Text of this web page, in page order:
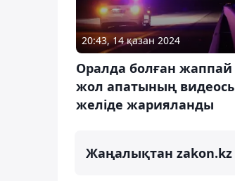
20:43, 14 қазан 2024
Оралда болған жаппай
жол апатының
желіде жарияланды
Жаңалықтан